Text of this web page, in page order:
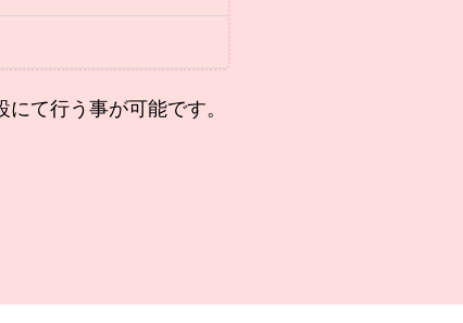
て行う事が可能です。